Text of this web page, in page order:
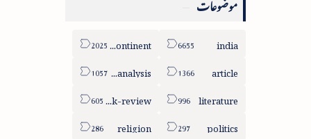
india
sub-continent
article
column-analysis
literature
book-review
politics
religion